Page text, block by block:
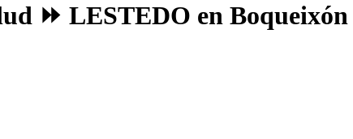
⏩ LESTEDO en Boqueixón